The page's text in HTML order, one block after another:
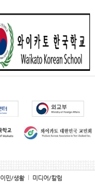
이민/생활 미디어/칼럼